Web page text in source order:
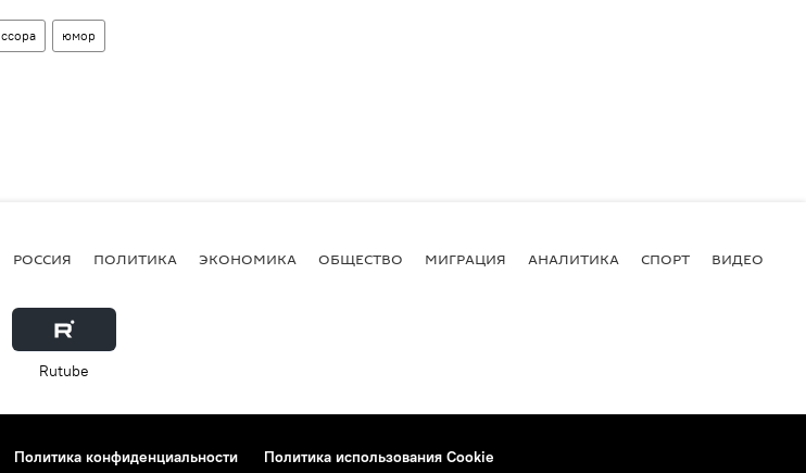
ссора юмор
РОССИЯ ПОЛИТИКА ЭКОНОМИКА ОБЩЕСТВО МИГРАЦИЯ АНАЛИТИКА СПОРТ ВИДЕО
Rutube
Политика конфиденциальности Политика использования Cookie